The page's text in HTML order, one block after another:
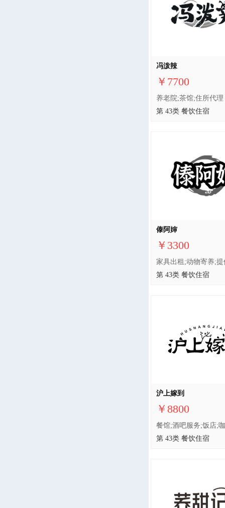
冯泼辣
￥7700
第 43类 餐饮住宿
傣阿婶
￥3300
第 43类 餐饮住宿
沪上嫁到
￥8800
第 43类 餐饮住宿